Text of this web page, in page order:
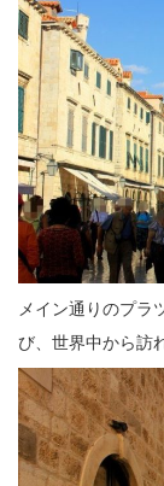
メイン通りのプラ
び、世界中から訪